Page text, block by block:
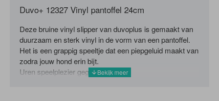
Duvo+ 12327 Vinyl pantoffel 24cm
Deze bruine vinyl slipper van duvoplus is gemaakt van
duurzaam en sterk vinyl in de vorm van een pantoffel.
Het is een grappig speeltje dat een piepgeluid maakt van
zodra jouw hond erin bijt.
Uren speelplezier gegarandeerd!